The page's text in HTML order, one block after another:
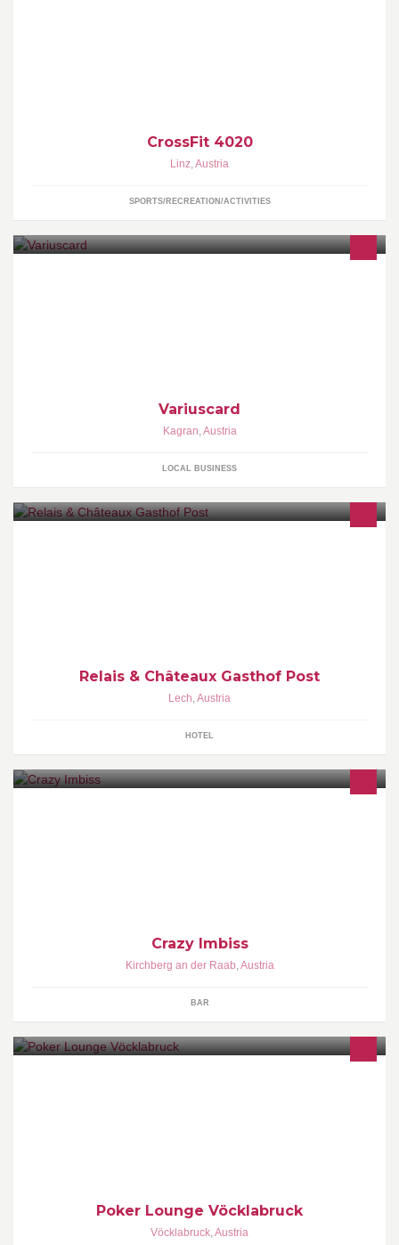
CrossFit 4020
Linz,Austria
SPORTS/RECREATION/ACTIVITIES
Variuscard
Kagran,Austria
LOCAL BUSINESS
Relais & Châteaux Gasthof Post
Lech,Austria
HOTEL
Crazy Imbiss
Kirchberg an der Raab,Austria
BAR
Poker Lounge Vöcklabruck
Vöcklabruck,Austria